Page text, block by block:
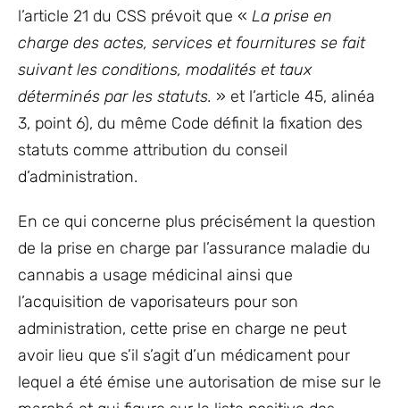
l’article 21 du CSS prévoit que « La prise en
charge des actes, services et fournitures se fait
suivant les conditions, modalités et taux
déterminés par les statuts. » et l’article 45, alinéa
3, point 6), du même Code définit la fixation des
statuts comme attribution du conseil
d’administration.
En ce qui concerne plus précisément la question
de la prise en charge par l’assurance maladie du
cannabis a usage médicinal ainsi que
l’acquisition de vaporisateurs pour son
administration, cette prise en charge ne peut
avoir lieu que s’il s’agit d’un médicament pour
lequel a été émise une autorisation de mise sur le